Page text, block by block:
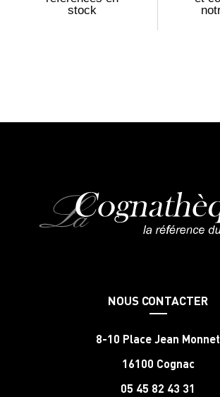
stock
NOUS CONTACTER
8-10 Place Jean Monnet
16100 Cognac
05 45 82 43 31